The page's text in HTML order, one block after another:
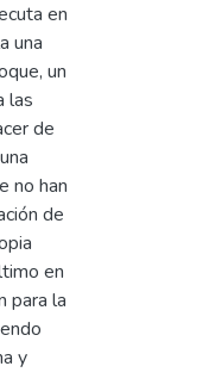
en
una
un
las
de
no han
de
en
para la
y